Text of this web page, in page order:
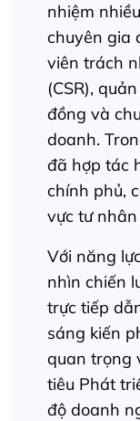
nhiệm
chuyên gia
viên trách
(CSR),
đồng và
doanh.
đã hợp tác
chính phủ,
vực tư
Với năng
nhìn chiến
trực tiếp
sáng kiến
quan trọng
tiêu Phát
độ doanh